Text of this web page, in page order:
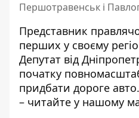
Першотравенськ і
Представник
перших у своєму
Депутат від
початку
придбати дороге авто
– читайте у нашому